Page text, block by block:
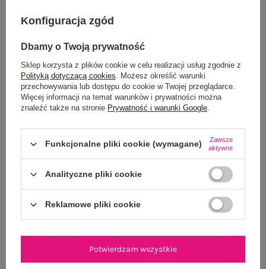
Do darmowej dostawy brakuje 200,00 zł
Wysyłka w poniedziałek
100 dni na zwrot
GŁÓWNE PARAMETRY
OPINIE O PRODUKCIE (1)
Konfiguracja zgód
Dbamy o Twoją prywatność
Sklep korzysta z plików cookie w celu realizacji usług zgodnie z
Polityką dotyczącą cookies. Możesz określić warunki
przechowywania lub dostępu do cookie w Twojej przeglądarce.
Więcej informacji na temat warunków i prywatności można
znaleźć także na stronie Prywatność i warunki Google.
Funkcjonalne pliki cookie (wymagane)
Zawsze
aktywne
Analityczne pliki cookie
Reklamowe pliki cookie
Potwierdzam wszystkie